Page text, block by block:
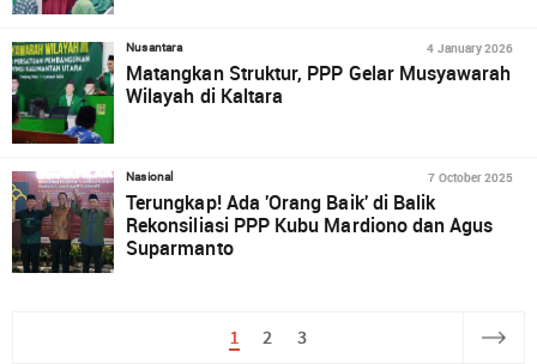
Nusantara 4 January 2026
Matangkan Struktur, PPP Gelar Musyawarah
Wilayah di Kaltara
Nasional 7 October 2025
Terungkap! Ada 'Orang Baik' di Balik
Rekonsiliasi PPP Kubu Mardiono dan Agus
Suparmanto
1 2 3